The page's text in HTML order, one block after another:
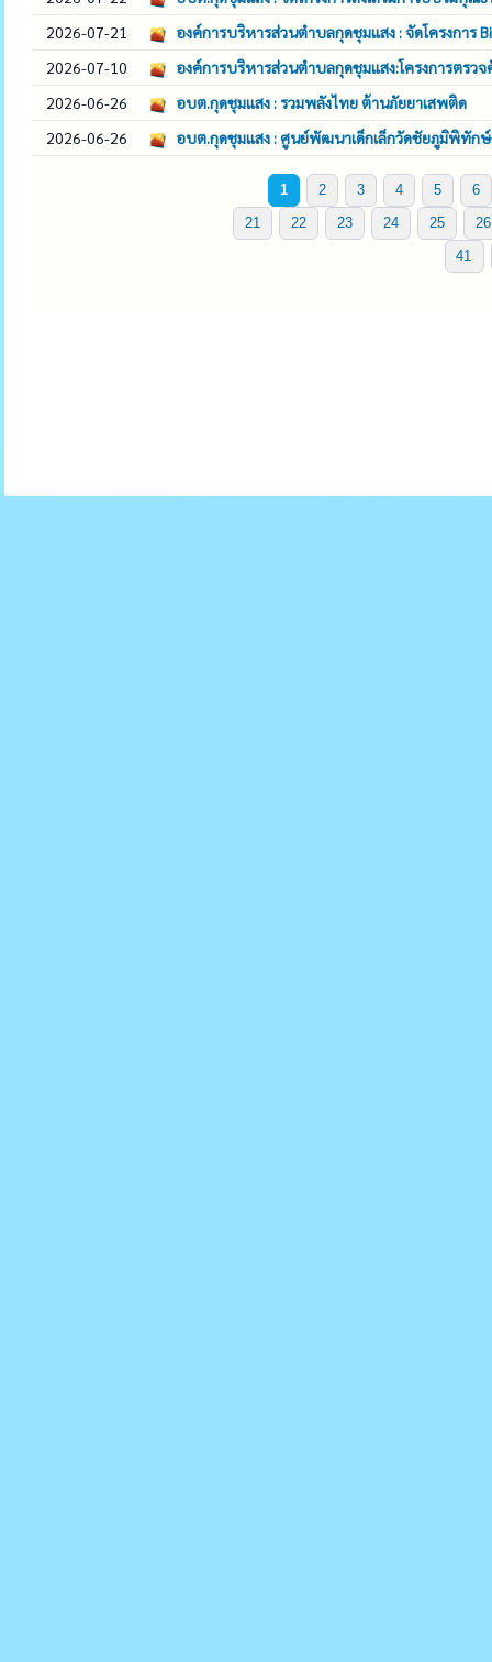
2026-07-21
องค์การบริหารส่วนตำบลกุดชุมแสง : จัดโครงการ
2026-07-10
องค์การบริหารส่วนตำบลกุดชุมแสง:โครงการตรว
2026-06-26
อบต.กุดชุมแสง : รวมพลังไทย ต้านภัยยาเสพติด
2026-06-26
อบต.กุดชุมแสง : ศูนย์พัฒนาเด็กเล็กวัดชัยภูมิพิทักษ์
1 2 3 4 5
6
21
22 23 24 25
26
41